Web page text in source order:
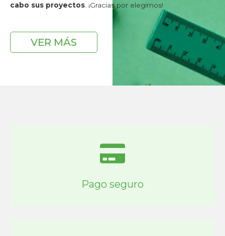
cabo sus proyectos . ¡Gracias por elegirnos!
VER MÁS
Pago seguro